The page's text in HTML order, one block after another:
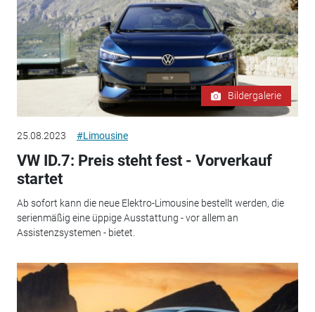
Bildergalerie
25.08.2023 #Limousine
VW ID.7: Preis steht fest - Vorverkauf
startet
Ab sofort kann die neue Elektro-Limousine bestellt werden, die
serienmäßig eine üppige Ausstattung - vor allem an
Assistenzsystemen - bietet.